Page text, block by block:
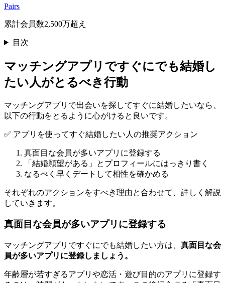
Pairs
累計会員数2,500万超え
目次
マッチングアプリですぐにでも結婚し
たい人がとるべき行動
マッチングアプリで出会いを探してすぐに結婚したいなら、
以下の行動をとるように心がけると良いです。
✅ アプリを使ってすぐ結婚したい人の推奨アクション
真面目な会員が多いアプリに登録する
「結婚願望がある」とプロフィールにはっきり書く
なるべく早くデートして相性を確かめる
それぞれのアクションをすべき理由と合わせて、詳しく解説
していきます。
真面目な会員が多いアプリに登録する
マッチングアプリですぐにでも結婚したい方は、 真面目な会
員が多いアプリに登録しましょう。
年齢層が若すぎるアプリや恋活・遊び目的のアプリに登録す